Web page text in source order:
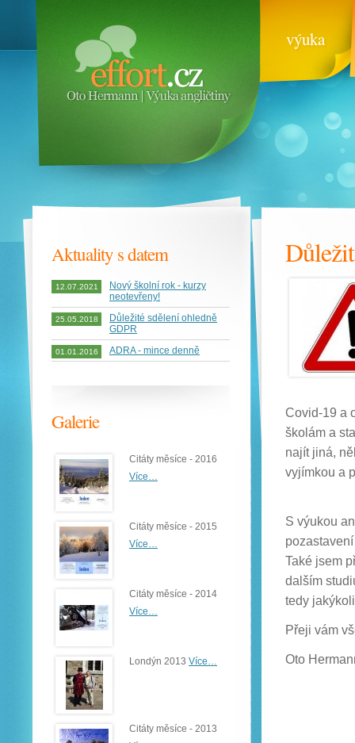
výuka
Covid-19 a
školám a
najít jiná,
vyjímkou a
S výukou
Také jsem
dalším
tedy
Přeji vám
Oto
Aktuality s datem
12.07.2021
Nový školní rok - kurzy
neotevřeny!
25.05.2018
Důležité sdělení ohledně
GDPR
01.01.2016 ADRA - mince denně
Galerie
Citáty měsíce - 2016
Více…
Citáty měsíce - 2015
Více…
Citáty měsíce - 2014
Více…
Londýn 2013 Více…
Citáty měsíce - 2013